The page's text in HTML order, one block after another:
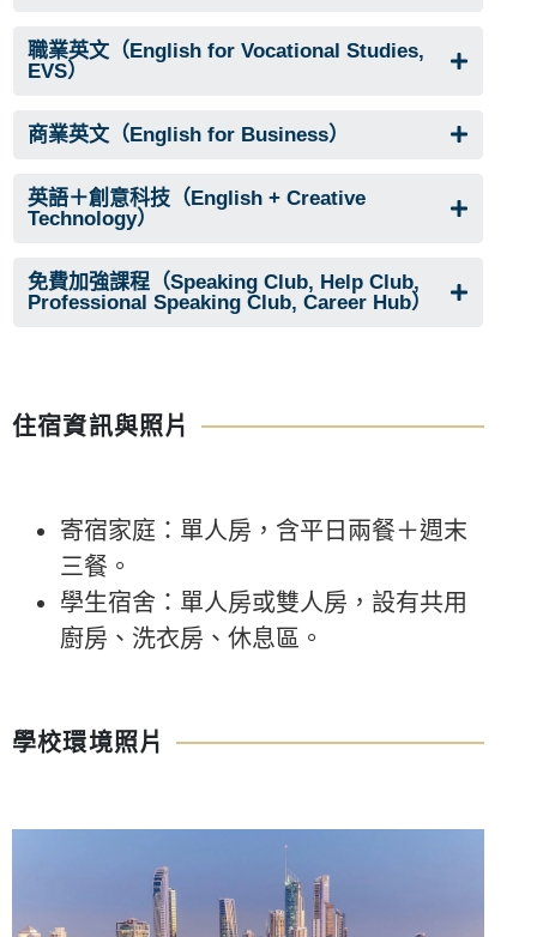
職業英文（English for Vocational Studies,
EVS）
商業英文（English for Business）
英語＋創意科技（English + Creative
Technology）
免費加強課程（Speaking Club, Help Club,
Professional Speaking Club, Career Hub）
住宿資訊與照片
寄宿家庭：單人房，含平日兩餐＋週末
三餐。
學生宿舍：單人房或雙人房，設有共用
廚房、洗衣房、休息區。
學校環境照片